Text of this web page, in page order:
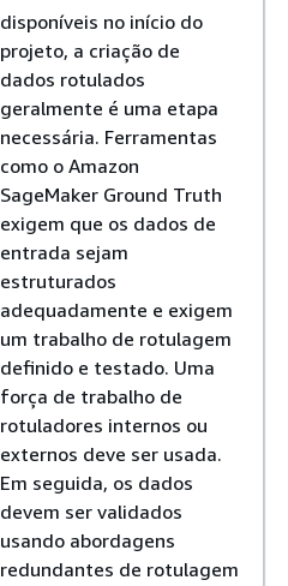
disponíveis no início do
projeto, a criação de
dados rotulados
geralmente é uma etapa
necessária. Ferramentas
como o Amazon
SageMaker Ground Truth
exigem que os dados de
entrada sejam
estruturados
adequadamente e exigem
um trabalho de rotulagem
definido e testado. Uma
força de trabalho de
rotuladores internos ou
externos deve ser usada.
Em seguida, os dados
devem ser validados
usando abordagens
redundantes de rotulagem